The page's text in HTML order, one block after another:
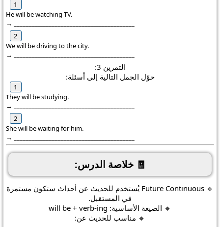
He will be watching TV.
→ _________________________________________
We will be driving to the city.
→ _________________________________________
التمرين 3:
حوّل الجمل التالية إلى أسئلة:
They will be studying.
→ _________________________________________
She will be waiting for him.
→ _________________________________________
🧾 خلاصة الدرس:
🔹
Future Continuous يُستخدم للحديث عن أحداث ستكون مستمرة
في المستقبل.
🔹 الصيغة الأساسية: will be + verb-ing
🔹 مناسب للحديث عن: